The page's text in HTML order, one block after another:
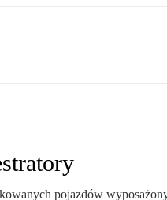
pojazdów